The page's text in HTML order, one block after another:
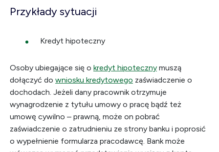
Przykłady sytuacji
Kredyt hipoteczny
Osoby ubiegające się o kredyt hipoteczny muszą
dołączyć do wniosku kredytowego zaświadczenie o
dochodach. Jeżeli dany pracownik otrzymuje
wynagrodzenie z tytułu umowy o pracę bądź też
umowę cywilno – prawną, może on pobrać
zaświadczenie o zatrudnieniu ze strony banku i poprosić
o wypełnienie formularza pracodawcę. Bank może